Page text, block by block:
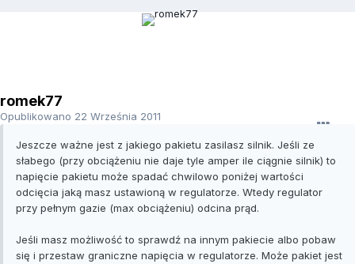
romek77
Opublikowano 22 Września 2011
Jeszcze ważne jest z jakiego pakietu zasilasz silnik. Jeśli ze
słabego (przy obciążeniu nie daje tyle amper ile ciągnie silnik) to
napięcie pakietu może spadać chwilowo poniżej wartości
odcięcia jaką masz ustawioną w regulatorze. Wtedy regulator
przy pełnym gazie (max obciążeniu) odcina prąd.
Jeśli masz możliwość to sprawdź na innym pakiecie albo pobaw
się i przestaw graniczne napięcia w regulatorze. Może pakiet jest